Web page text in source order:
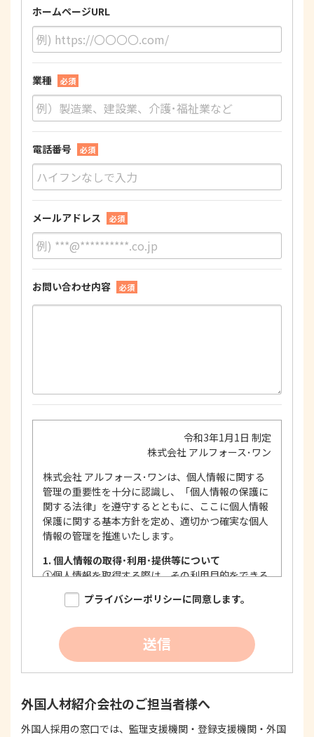
ホームページURL
業種 必須
電話番号 必須
メールアドレス 必須
お問い合わせ内容 必須
令和3年1月1日 制定
株式会社 アルフォース･ワン
株式会社 アルフォース･ワンは、個人情報に関する
管理の重要性を十分に認識し、「個人情報の保護に
関する法律」を遵守するとともに、ここに個人情報
保護に関する基本方針を定め、適切かつ確実な個人
情報の管理を推進いたします。
1. 個人情報の取得･利用･提供等について
①個人情報を取得する際は、その利用目的をできる
限り明確に特定し、その目的達成に必要な限度に
おいて適法かつ公正な手段を用い、同意を得て取
個人情報を利用する際は、本人に明示、通知、ま
たは公表した利用目的の範囲内に限定し、それに
反する目的外利用を行なわないための措置を講じ
する際は、本人が同意を与えた利用目的の範囲内
で、適法にこれを行います。
プライバシーポリシーに同意します。
送信
外国人材紹介会社のご担当者様へ
外国人採用の窓口では、監理支援機関・登録支援機関・外国